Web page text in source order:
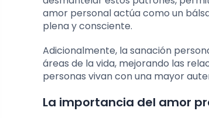
amor personal actúa como un
plena y consciente.
Adicionalmente, la sanación
áreas de la vida, mejorando las
personas vivan con una mayor
La importancia del amor